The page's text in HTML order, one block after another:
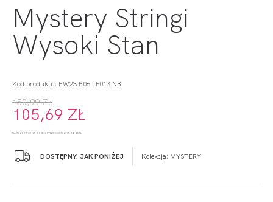
Mystery Stringi
Wysoki Stan
Kod produktu: FW23 F06 LP013 NB
150,99 ZŁ
105,69 ZŁ
NAJNIŻSZA CENA Z 30 DNI PRZED OBNIŻKĄ: 143,44 ZŁ
DOSTĘPNY: JAK PONIŻEJ Kolekcja: MYSTERY